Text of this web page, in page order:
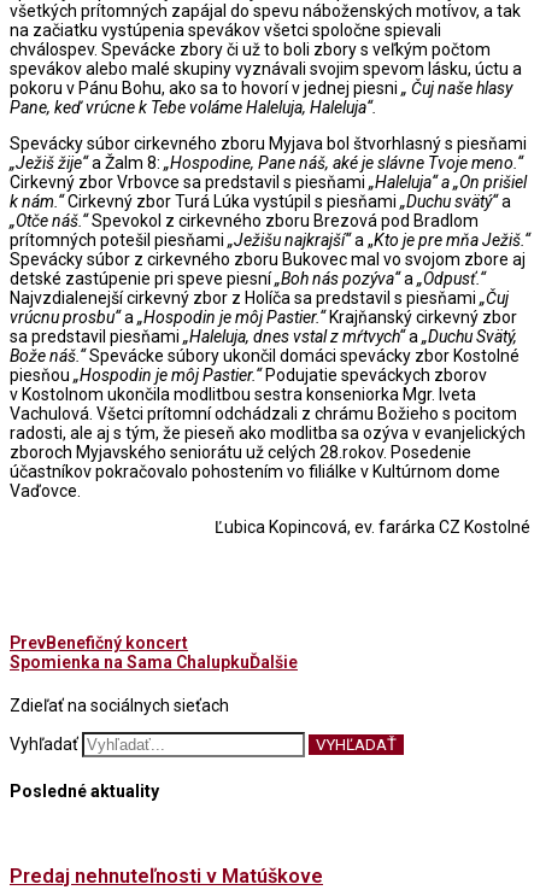
všetkých prítomných zapájal do spevu náboženských motívov, a tak
na začiatku vystúpenia spevákov všetci spoločne spievali
chválospev. Spevácke zbory či už to boli zbory s veľkým počtom
spevákov alebo malé skupiny vyznávali svojim spevom lásku, úctu a
pokoru v Pánu Bohu, ako sa to hovorí v jednej piesni „ Čuj naše hlasy
Pane, keď vrúcne k Tebe voláme Haleluja, Haleluja“.
Spevácky súbor cirkevného zboru Myjava bol štvorhlasný s piesňami
„Ježiš žije“a Žalm 8: „Hospodine, Pane náš, aké je slávne Tvoje meno.“
Cirkevný zbor Vrbovce sa predstavil s piesňami „Haleluja“a „On prišiel
k nám.“Cirkevný zbor Turá Lúka vystúpil s piesňami „Duchu svätý“a
„Otče náš.“Spevokol z cirkevného zboru Brezová pod Bradlom
prítomných potešil piesňami „Ježišu najkrajší“a „Kto je pre mňa Ježiš.“
Spevácky súbor z cirkevného zboru Bukovec mal vo svojom zbore aj
detské zastúpenie pri speve piesní„Boh nás pozýva“a „Odpusť.“
Najvzdialenejší cirkevný zbor z Holíča sa predstavil s piesňami „Čuj
vrúcnu prosbu“a „Hospodin je môj Pastier.“Krajňanský cirkevný zbor
sa predstavil piesňami „Haleluja, dnes vstal z mŕtvych“a „Duchu Svätý,
Bože náš.“Spevácke súbory ukončil domáci spevácky zbor Kostolné
piesňou „Hospodin je môj Pastier.“Podujatie speváckych zborov
v Kostolnom ukončila modlitbou sestra konseniorka Mgr. Iveta
Vachulová. Všetci prítomní odchádzali z chrámu Božieho s pocitom
radosti, ale aj s tým, že pieseň ako modlitba sa ozýva v evanjelických
zboroch Myjavského seniorátu už celých 28.rokov. Posedenie
účastníkov pokračovalo pohostením vo filiálke v Kultúrnom dome
Vaďovce.
Ľubica Kopincová, ev. farárka CZ Kostolné
PrevBenefičný koncert
Spomienka na Sama ChalupkuĎalšie
Zdieľať na sociálnych sieťach
Vyhľadať
VYHĽADAŤ
Posledné aktuality
Predaj nehnuteľnosti v Matúškove